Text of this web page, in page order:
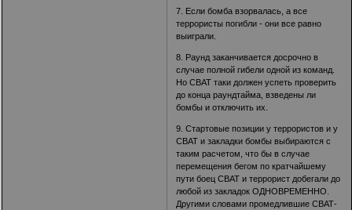
7. Если бомба взорвалась, а все
террористы погибли - они все равно
выиграли.
8. Раунд заканчивается досрочно в
случае полной гибели одной из команд.
Но СВАТ таки должен успеть проверить
до конца раундтайма, взведены ли
бомбы и отключить их.
9. Стартовые позиции у террористов и у
СВАТ и закладки бомбы выбираются с
таким расчетом, что бы в случае
перемещения бегом по кратчайшему
пути боец СВАТ и террорист добегали до
любой из закладок ОДНОВРЕМЕННО.
Другими словами промедлившие СВАТ-